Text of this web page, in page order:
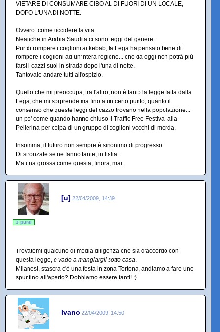
VIETARE DI CONSUMARE CIBO AL DI FUORI DI UN LOCALE,
DOPO L'UNA DI NOTTE.
Ovvero: come uccidere la vita.
Neanche in Arabia Saudita ci sono leggi del genere.
Pur di rompere i coglioni ai kebab, la Lega ha pensato bene di
rompere i coglioni ad un'intera regione... che da oggi non potrà più
farsi i cazzi suoi in strada dopo l'una di notte.
Tantovale andare tutti all'ospizio.
Quello che mi preoccupa, tra l'altro, non è tanto la legge fatta dalla
Lega, che mi sorprende ma fino a un certo punto, quanto il
consenso che queste leggi del cazzo trovano nella popolazione...
un po' come quando hanno chiuso il Traffic Free Festival alla
Pellerina per colpa di un gruppo di coglioni vecchi di merda.
Insomma, il futuro non sempre è sinonimo di progresso.
Di stronzate se ne fanno tante, in Italia.
Ma una grossa come questa, finora, mai.
[u] 22/04/2009, 14:39
3 punti
Trovatemi qualcuno di media diligenza che sia d'accordo con
questa legge, e vado a mangiargli sotto casa.
Milanesi, stasera c'è una festa in zona Tortona, andiamo a fare uno
spuntino all'aperto? Dobbiamo essere tanti! :)
Ivano 22/04/2009, 14:50